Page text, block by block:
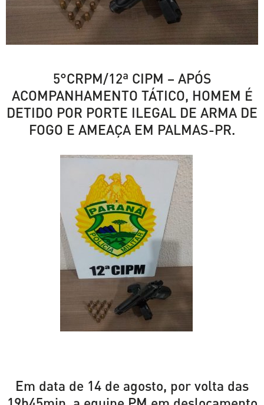
5°CRPM/12ª CIPM – APÓS
ACOMPANHAMENTO TÁTICO, HOMEM É
DETIDO POR PORTE ILEGAL DE ARMA DE
FOGO E AMEAÇA EM PALMAS-PR.
Em data de 14 de agosto, por volta das